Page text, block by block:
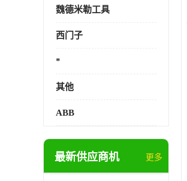
魏德米勒工具
西门子
*
其他
ABB
最新供应商机 更多